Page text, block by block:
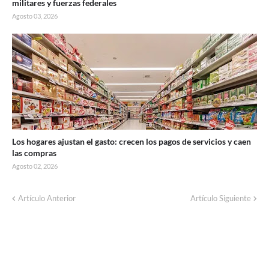
militares y fuerzas federales
Agosto 03, 2026
Los hogares ajustan el gasto: crecen los pagos de servicios y caen
las compras
Agosto 02, 2026
Artículo Anterior Artículo Siguiente
Corte de energía programado para este